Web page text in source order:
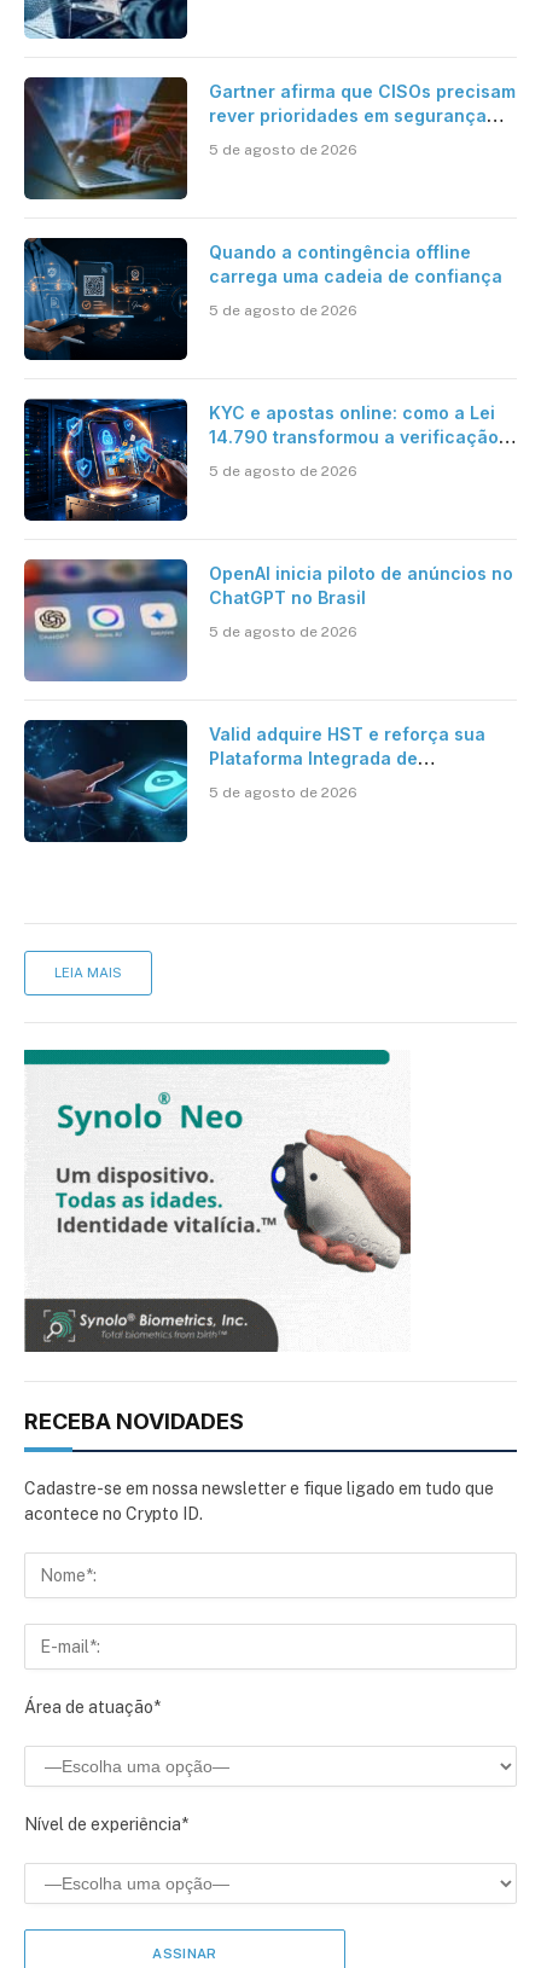
Gartner afirma que CISOs precisam
rever prioridades em segurança
desafios impostos pela Inteligência
5 de agosto de 2026
Quando a contingência offline
carrega uma cadeia de confiança
5 de agosto de 2026
KYC e apostas online: como a Lei
14.790 transformou a verificação
brasileiro
5 de agosto de 2026
OpenAI inicia piloto de anúncios no
ChatGPT no Brasil
5 de agosto de 2026
Valid adquire HST e reforça sua
Plataforma Integrada de
5 de agosto de 2026
LEIA MAIS
RECEBA NOVIDADES
Cadastre-se em nossa newsletter e fique ligado em tudo que
acontece no Crypto ID.
Área de atuação*
Nível de experiência*